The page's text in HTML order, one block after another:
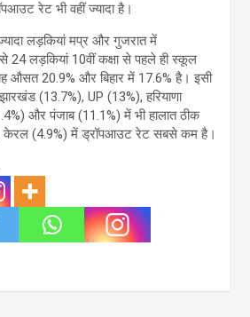
रेट भी वहीं ज्यादा है।
लड़कियां मप्र और गुजरात में
24 लड़कियां 10वीं कक्षा से पहले ही स्कूल
औसत 20.9% और बिहार में 17.6% है। इसी
(13.7%), UP (13%), हरियाणा
और पंजाब (11.1%) में भी हालात ठीक
केरल (4.9%) में ड्रॉपआउट रेट सबसे कम है।